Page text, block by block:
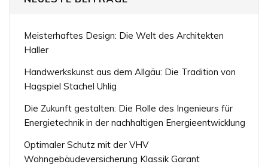
Meisterhaftes Design: Die Welt des Architekten
Haller
Handwerkskunst aus dem Allgäu: Die Tradition von
Hagspiel Stachel Uhlig
Die Zukunft gestalten: Die Rolle des Ingenieurs für
Energietechnik in der nachhaltigen Energieentwicklung
Optimaler Schutz mit der VHV
Wohngebäudeversicherung Klassik Garant